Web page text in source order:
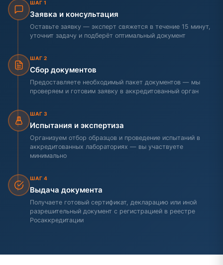
ШАГ 1
Заявка и консультация
Оставьте заявку — эксперт свяжется в течение 15 минут,
уточнит задачу и подберёт оптимальный документ
ШАГ 2
Сбор документов
Предоставляете необходимый пакет документов — мы
проверяем и готовим заявку в аккредитованный орган
ШАГ 3
Испытания и экспертиза
Организуем отбор образцов и проведение испытаний в
аккредитованных лабораториях — вы участвуете
минимально
ШАГ 4
Выдача документа
Получаете готовый сертификат, декларацию или иной
разрешительный документ с регистрацией в реестре
Росаккредитации